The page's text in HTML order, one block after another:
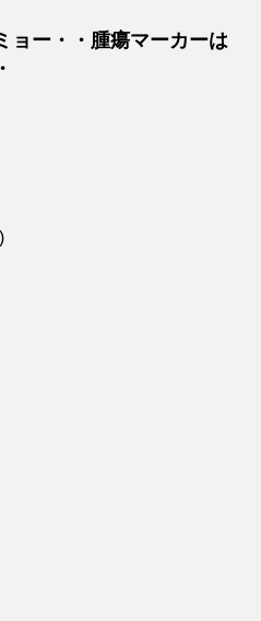
ョー・・腫瘍マーカーは